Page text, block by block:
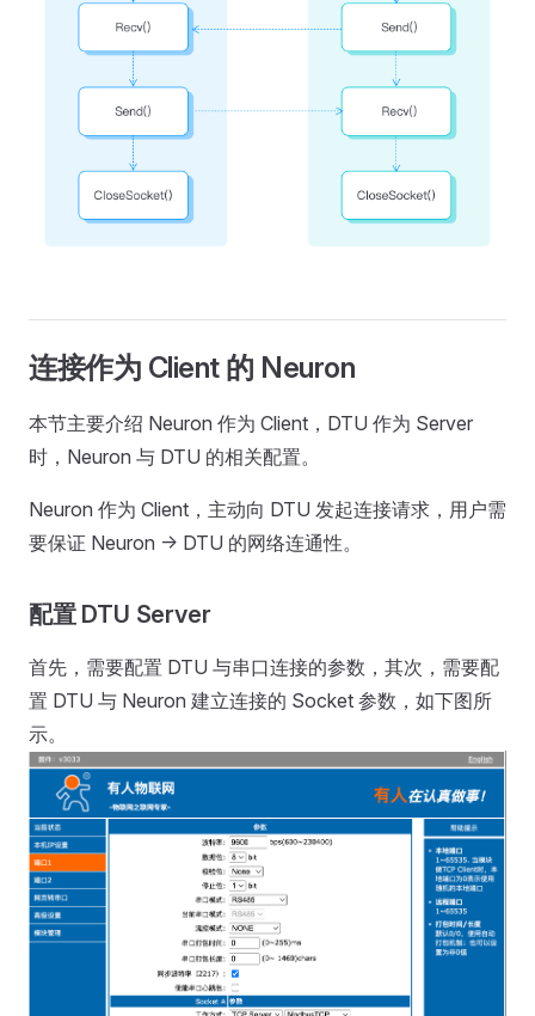
连接作为 Client 的 Neuron
本节主要介绍 Neuron 作为 Client，DTU 作为 Server
时，Neuron 与 DTU 的相关配置。
Neuron 作为 Client，主动向 DTU 发起连接请求，用户需
要保证 Neuron -> DTU 的网络连通性。
配置 DTU Server
首先，需要配置 DTU 与串口连接的参数，其次，需要配
置 DTU 与 Neuron 建立连接的 Socket 参数，如下图所
示。